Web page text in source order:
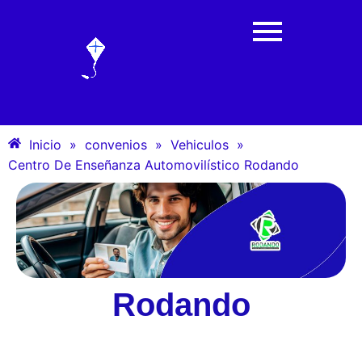
Inicio » convenios » Vehiculos »
Centro De Enseñanza Automovilístico Rodando
Rodando